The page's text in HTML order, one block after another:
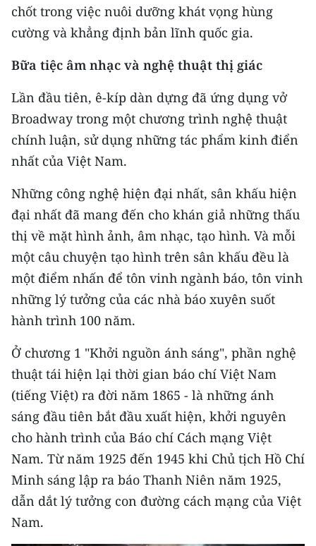
MEDIA CENTER
Media Chính trị
Media Kinh tế
Media Văn hóa
Media Xã hội
Media Pháp luật
Media Du lịch
Media Thế giới
Media Thể thao
Media Giáo dục
Media Y tế
Media Khoa học - Công nghệ
Media Môi trường
Ảnh
chốt trong việc nuôi dưỡng khát vọng hùng
cường và khẳng định bản lĩnh quốc gia.
Bữa tiệc âm nhạc và nghệ thuật thị giác
Lần đầu tiên, ê-kíp dàn dựng đã ứng dụng vở
Broadway trong một chương trình nghệ thuật
chính luận, sử dụng những tác phẩm kinh điển
nhất của Việt Nam.
Những công nghệ hiện đại nhất, sân khấu hiện
đại nhất đã mang đến cho khán giả những thấu
thị về mặt hình ảnh, âm nhạc, tạo hình. Và mỗi
một câu chuyện tạo hình trên sân khấu đều là
một điểm nhấn để tôn vinh ngành báo, tôn vinh
những lý tưởng của các nhà báo xuyên suốt
hành trình 100 năm.
Ở chương 1 "Khởi nguồn ánh sáng", phần nghệ
thuật tái hiện lại thời gian báo chí Việt Nam
(tiếng Việt) ra đời năm 1865 - là những ánh
sáng đầu tiên bắt đầu xuất hiện, khởi nguyên
cho hành trình của Báo chí Cách mạng Việt
Nam. Từ năm 1925 đến 1945 khi Chủ tịch Hồ Chí
Minh sáng lập ra báo Thanh Niên năm 1925,
dẫn dắt lý tưởng con đường cách mạng của Việt
Nam.